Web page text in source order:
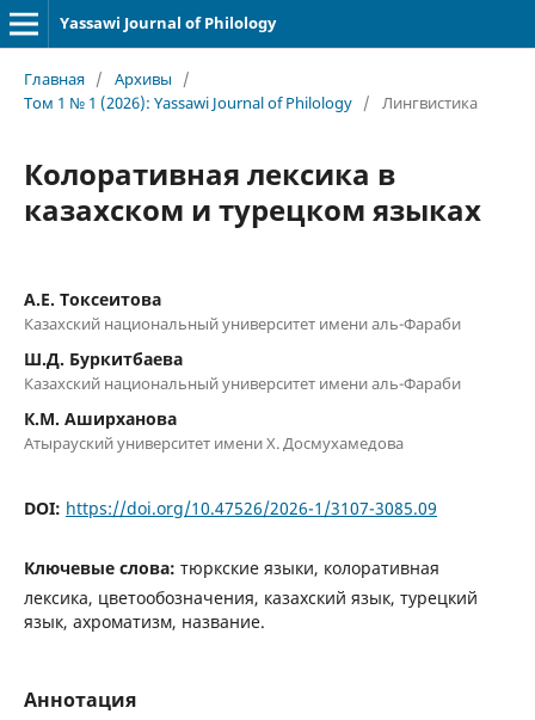
Yassawi Journal of Philology
Главная / Архивы
/
Том 1 № 1 (2026): Yassawi Journal of Philology / Лингвистика
Колоративная лексика в
казахском и турецком языках
А.Е. Токсеитова
Казахский национальный университет имени аль-Фараби
Ш.Д. Буркитбаева
Казахский национальный университет имени аль-Фараби
К.М. Аширханова
Атырауский университет имени Х. Досмухамедова
DOI: https://doi.org/10.47526/2026-1/3107-3085.09
Ключевые слова: тюркские языки, колоративная
лексика, цветообозначения, казахский язык, турецкий
язык, ахроматизм, название.
Аннотация